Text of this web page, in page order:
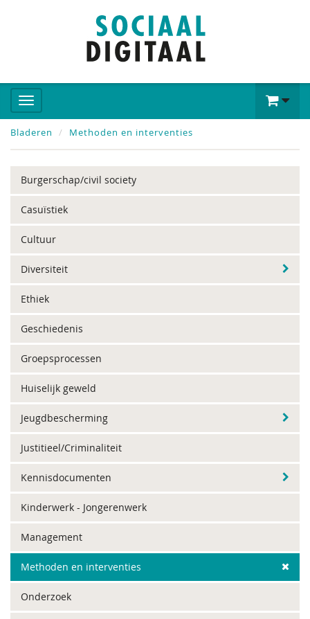
Bladeren Methoden en interventies
Burgerschap/civil society
Casuïstiek
Cultuur
Diversiteit
Ethiek
Geschiedenis
Groepsprocessen
Huiselijk geweld
Jeugdbescherming
Justitieel/Criminaliteit
Kennisdocumenten
Kinderwerk - Jongerenwerk
Management
Methoden en interventies
Onderzoek